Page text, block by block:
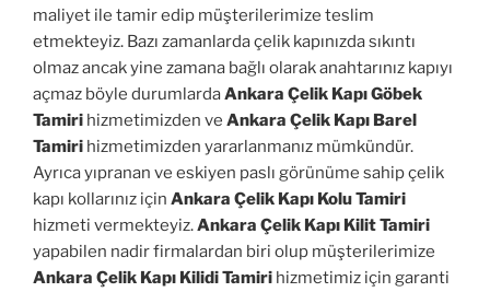
maliyet ile tamir edip müşterilerimize teslim
etmekteyiz. Bazı zamanlarda çelik kapınızda sıkıntı
olmaz ancak yine zamana bağlı olarak anahtarınız kapıyı
açmaz böyle durumlardaAnkara Çelik Kapı Göbek
Tamiri hizmetimizden ve Ankara Çelik Kapı Barel
Tamiri hizmetimizden yararlanmanız mümkündür.
Ayrıca yıpranan ve eskiyen paslı görünüme sahip çelik
kapı kollarınız için Ankara Çelik Kapı Kolu Tamiri
hizmeti vermekteyiz.Ankara Çelik Kapı Kilit Tamiri
yapabilen nadir firmalardan biri olup müşterilerimize
Ankara Çelik Kapı Kilidi Tamiri hizmetimiz için garanti